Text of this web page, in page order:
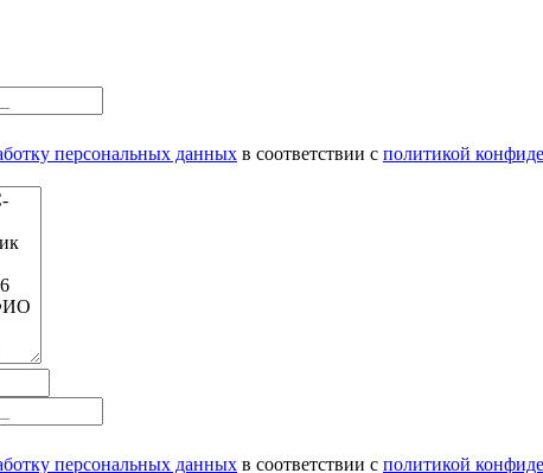
персональных данных в соответствии с политикой
персональных данных в соответствии с политикой